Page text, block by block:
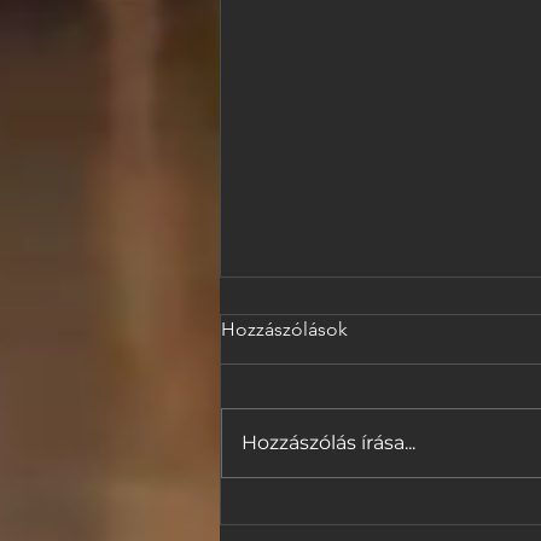
Hozzászólások
Hozzászólás írása...